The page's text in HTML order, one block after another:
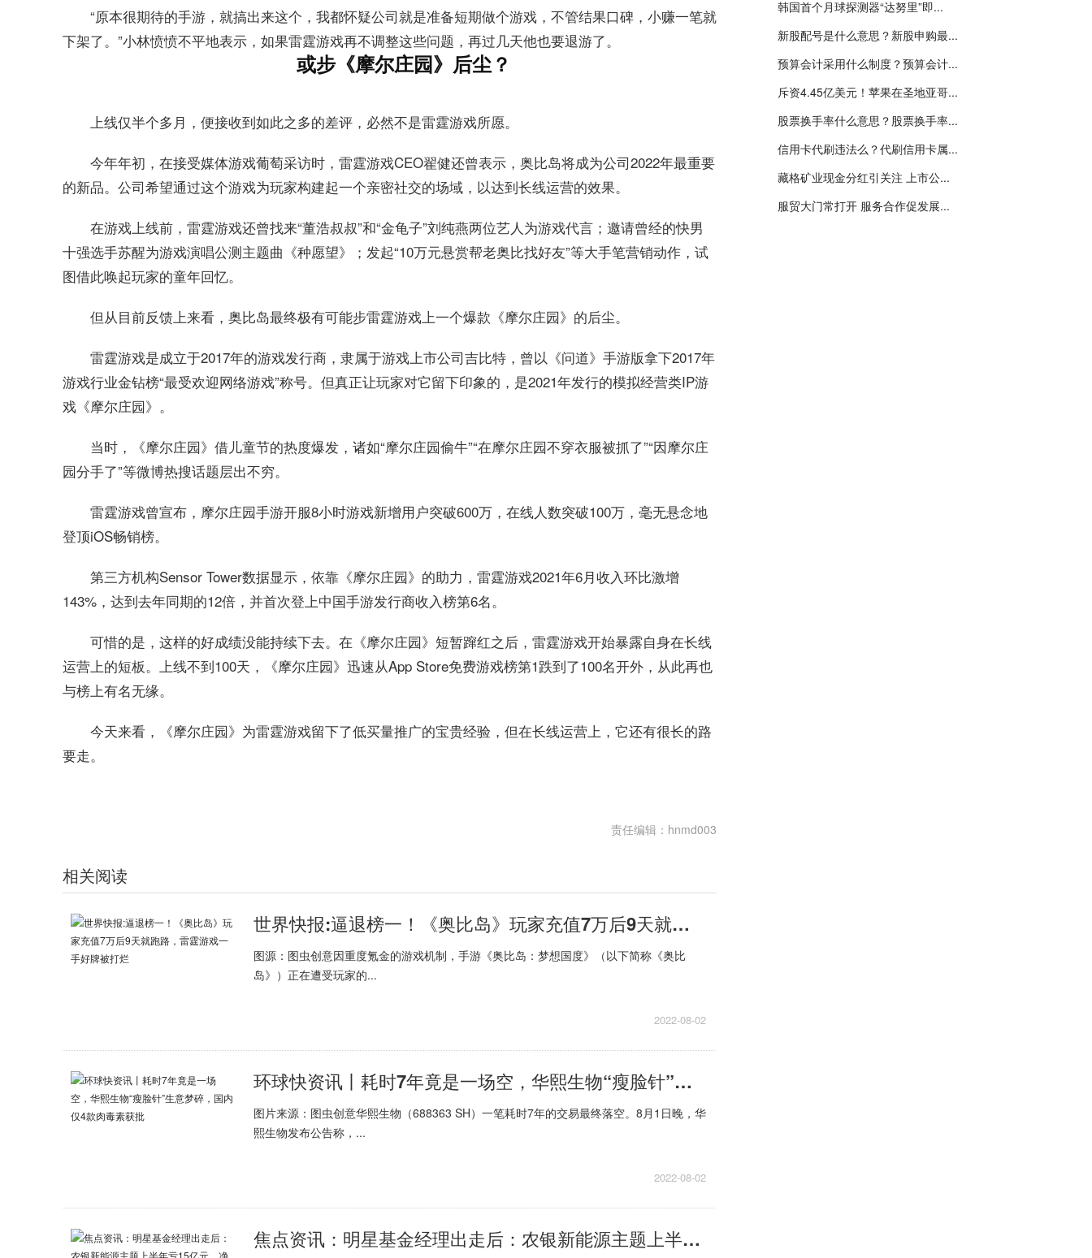
“原本很期待的手游，就搞出来这个，我都怀疑公司就是准备短期做个游戏，不管结果口碑，小赚一笔就
下架了。”小林愤愤不平地表示，如果雷霆游戏再不调整这些问题，再过几天他也要退游了。
或步《摩尔庄园》后尘？
上线仅半个多月，便接收到如此之多的差评，必然不是雷霆游戏所愿。
今年年初，在接受媒体游戏葡萄采访时，雷霆游戏CEO翟健还曾表示，奥比岛将成为公司2022年最重要
的新品。公司希望通过这个游戏为玩家构建起一个亲密社交的场域，以达到长线运营的效果。
在游戏上线前，雷霆游戏还曾找来“董浩叔叔”和“金龟子”刘纯燕两位艺人为游戏代言；邀请曾经的快男
十强选手苏醒为游戏演唱公测主题曲《种愿望》；发起“10万元悬赏帮老奥比找好友”等大手笔营销动作，试
图借此唤起玩家的童年回忆。
但从目前反馈上来看，奥比岛最终极有可能步雷霆游戏上一个爆款《摩尔庄园》的后尘。
雷霆游戏是成立于2017年的游戏发行商，隶属于游戏上市公司吉比特，曾以《问道》手游版拿下2017年
游戏行业金钻榜“最受欢迎网络游戏”称号。但真正让玩家对它留下印象的，是2021年发行的模拟经营类IP游
戏《摩尔庄园》。
当时，《摩尔庄园》借儿童节的热度爆发，诸如“摩尔庄园偷牛”“在摩尔庄园不穿衣服被抓了”“因摩尔庄
园分手了”等微博热搜话题层出不穷。
雷霆游戏曾宣布，摩尔庄园手游开服8小时游戏新增用户突破600万，在线人数突破100万，毫无悬念地
登顶iOS畅销榜。
第三方机构Sensor Tower数据显示，依靠《摩尔庄园》的助力，雷霆游戏2021年6月收入环比激增
143%，达到去年同期的12倍，并首次登上中国手游发行商收入榜第6名。
可惜的是，这样的好成绩没能持续下去。在《摩尔庄园》短暂蹿红之后，雷霆游戏开始暴露自身在长线
运营上的短板。上线不到100天，《摩尔庄园》迅速从App Store免费游戏榜第1跌到了100名开外，从此再也
与榜上有名无缘。
今天来看，《摩尔庄园》为雷霆游戏留下了低买量推广的宝贵经验，但在长线运营上，它还有很长的路
要走。
责任编辑：hnmd003
相关阅读
世界快报:逼退榜一！《奥比岛》玩家充值7万后9天就跑路，雷霆游戏一手好牌被打烂
图源：图虫创意因重度氪金的游戏机制，手游《奥比岛：梦想国度》（以下简称《奥比
岛》）正在遭受玩家的...
2022-08-02
环球快资讯丨耗时7年竟是一场空，华熙生物“瘦脸针”生意梦碎，国内仅4款肉毒素获批
图片来源：图虫创意华熙生物（688363 SH）一笔耗时7年的交易最终落空。8月1日晚，华
熙生物发布公告称，...
2022-08-02
焦点资讯：明星基金经理出走后：农银新能源主题上半年亏15亿元，净赎回超10亿份
韩国首个月球探测器“达努里”即...
新股配号是什么意思？新股申购最...
预算会计采用什么制度？预算会计...
斥资4.45亿美元！苹果在圣地亚哥...
股票换手率什么意思？股票换手率...
信用卡代刷违法么？代刷信用卡属...
藏格矿业现金分红引关注 上市公...
服贸大门常打开 服务合作促发展...